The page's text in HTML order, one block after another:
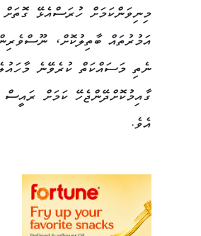
މިނިވަންކަމަށް ހުރަސްއެޅޭ
އަމުރުތައް ބާތިލުކޮށް،
ނެތި މަސައްކަތް ކުރެވޭނެ
ގާއިމުކޮށްދޭންޖެހޭ ކަމަށް
އެވެ.